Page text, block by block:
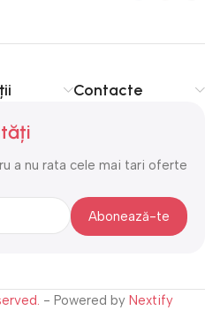
Contacte
a nu rata cele mai tari oferte
- Powered by Nextify